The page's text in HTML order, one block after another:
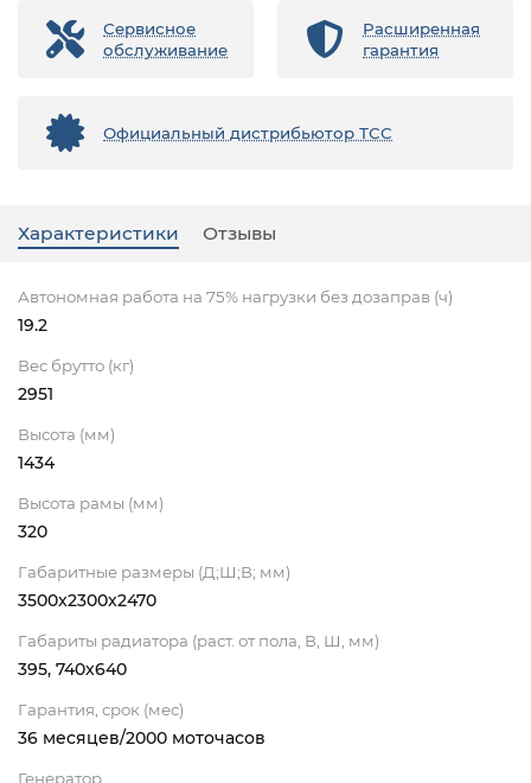
Сервисное
обслуживание
Расширенная
гарантия
Официальный дистрибьютор ТСС
Характеристики Отзывы
Автономная работа на 75% нагрузки без дозаправ (ч)
19.2
Вес брутто (кг)
2951
Высота (мм)
1434
Высота рамы (мм)
320
Габаритные размеры (Д;Ш;В; мм)
3500x2300x2470
Габариты радиатора (раст. от пола, В, Ш, мм)
395, 740x640
Гарантия, срок (мес)
36 месяцев/2000 моточасов
Генератор